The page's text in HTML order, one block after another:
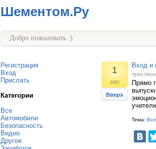
Шементом.Ру
Добро пожаловать :)
Регистрация
Вход
Прислать
Категории
Все
Автомобили
Безопасность
Видео
Другое
1
раз
Вверх
Вход и
Прямо
Тема: Все